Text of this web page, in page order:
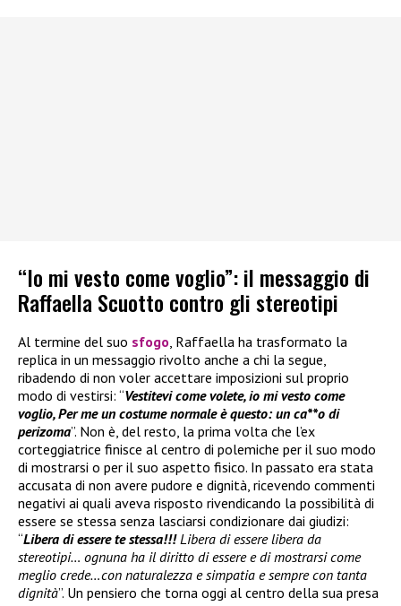
“Io mi vesto come voglio”: il messaggio di
Raffaella Scuotto contro gli stereotipi
Al termine del suo sfogo, Raffaella ha trasformato la
replica in un messaggio rivolto anche a chi la segue,
ribadendo di non voler accettare imposizioni sul proprio
modo di vestirsi: “Vestitevi come volete, io mi vesto come
voglio, Per me un costume normale è questo: un ca**o di
perizoma”. Non è, del resto, la prima volta che l’ex
corteggiatrice finisce al centro di polemiche per il suo modo
di mostrarsi o per il suo aspetto fisico. In passato era stata
accusata di non avere pudore e dignità, ricevendo commenti
negativi ai quali aveva risposto rivendicando la possibilità di
essere se stessa senza lasciarsi condizionare dai giudizi:
“Libera di essere te stessa!!!Libera di essere libera da
stereotipi… ognuna ha il diritto di essere e di mostrarsi come
meglio crede…con naturalezza e simpatia e sempre con tanta
dignità”. Un pensiero che torna oggi al centro della sua presa